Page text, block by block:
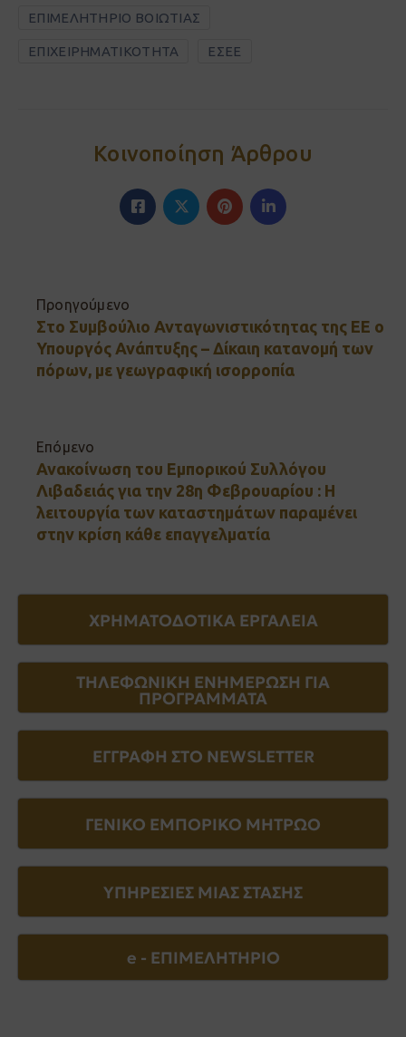
ΕΠΙΜΕΛΗΤΗΡΙΟ ΒΟΙΩΤΙΑΣ
ΕΠΙΧΕΙΡΗΜΑΤΙΚΟΤΗΤΑ ΕΣΕΕ
Κοινοποίηση Άρθρου
Προηγούμενο
Στο Συμβούλιο Ανταγωνιστικότητας της ΕΕ ο
Υπουργός Ανάπτυξης – Δίκαιη κατανομή των
πόρων, με γεωγραφική ισορροπία
Επόμενο
Ανακοίνωση του Εμπορικού Συλλόγου
Λιβαδειάς για την 28η Φεβρουαρίου : Η
λειτουργία των καταστημάτων παραμένει
στην κρίση κάθε επαγγελματία
ΧΡΗΜΑΤΟΔΟΤΙΚΑ ΕΡΓΑΛΕΙΑ
ΤΗΛΕΦΩΝΙΚΗ ΕΝΗΜΕΡΩΣΗ ΓΙΑ
ΠΡΟΓΡΑΜΜΑΤΑ
ΕΓΓΡΑΦΗ ΣΤΟ NEWSLETTER
ΓΕΝΙΚΟ ΕΜΠΟΡΙΚΟ ΜΗΤΡΩΟ
ΥΠΗΡΕΣΙΕΣ ΜΙΑΣ ΣΤΑΣΗΣ
e - EΠΙΜΕΛΗΤΗΡΙΟ